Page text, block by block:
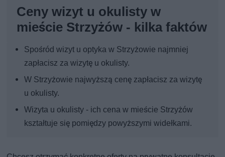
Ceny wizyt u okulisty w
mieście Strzyżów - kilka faktów
Spośród wizyt u optyka w Strzyżowie najmniej
zapłacisz za wizytę u okulisty.
W Strzyżowie najwyższą cenę zapłacisz za wizytę
u okulisty.
Wizyta u okulisty - ich cena w mieście Strzyżów
kształtuje się pomiędzy powyższymi widełkami.